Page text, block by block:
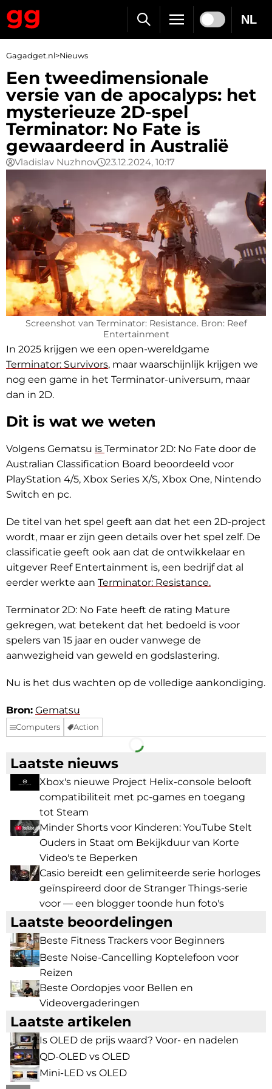
NL
Gagadget.nl>Nieuws
Een tweedimensionale
versie van de apocalyps: het
mysterieuze 2D-spel
Terminator: No Fate is
gewaardeerd in Australië
Vladislav Nuzhnov 23.12.2024, 10:17
Screenshot van Terminator: Resistance. Bron: Reef
Entertainment
In 2025 krijgen we een open-wereldgame
Terminator: Survivors, maar waarschijnlijk krijgen we
nog een game in het Terminator-universum, maar
dan in 2D.
Dit is wat we weten
Volgens Gematsu is Terminator 2D: No Fate door de
Australian Classification Board beoordeeld voor
PlayStation 4/5, Xbox Series X/S, Xbox One, Nintendo
Switch en pc.
De titel van het spel geeft aan dat het een 2D-project
wordt, maar er zijn geen details over het spel zelf. De
classificatie geeft ook aan dat de ontwikkelaar en
uitgever Reef Entertainment is, een bedrijf dat al
eerder werkte aan Terminator: Resistance.
Terminator 2D: No Fate heeft de rating Mature
gekregen, wat betekent dat het bedoeld is voor
spelers van 15 jaar en ouder vanwege de
aanwezigheid van geweld en godslastering.
Nu is het dus wachten op de volledige aankondiging.
Bron: Gematsu
Computers Action
Facebook Telegram
Laatste nieuws
Xbox's nieuwe Project Helix-console belooft
compatibiliteit met pc-games en toegang
tot Steam
Minder Shorts voor Kinderen: YouTube Stelt
Ouders in Staat om Bekijkduur van Korte
Video's te Beperken
Casio bereidt een gelimiteerde serie horloges
geïnspireerd door de Stranger Things-serie
voor — een blogger toonde hun foto's
Laatste beoordelingen
Beste Fitness Trackers voor Beginners
Beste Noise-Cancelling Koptelefoon voor
Reizen
Beste Oordopjes voor Bellen en
Videovergaderingen
Laatste artikelen
Is OLED de prijs waard? Voor- en nadelen
QD-OLED vs OLED
Mini-LED vs OLED